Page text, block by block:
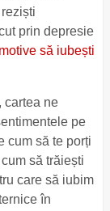
prin depresie
să iubești
cartea ne
pe
cum să te porți
să trăiești
care să iubim
în